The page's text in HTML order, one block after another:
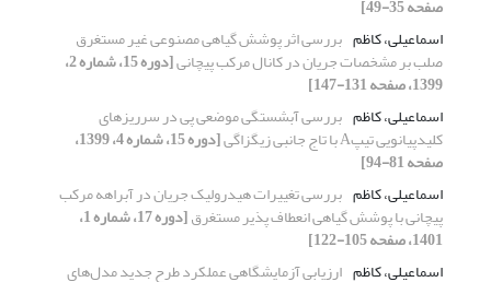
صفحه 35-49]
اسماعیلی، کاظم بررسی اثر پوشش گیاهی مصنوعی غیر مستغرق
صلب بر مشخصات جریان در کانال مرکب پیچانی [دوره 15، شماره 2،
1399، صفحه 131-147]
اسماعیلی، کاظم بررسی آبشستگی موضعی پی در سرریزهای
کلیدپیانویی تیپA با تاج جانبی زیگزاگی [دوره 15، شماره 4، 1399،
صفحه 81-94]
اسماعیلی، کاظم بررسی تغییرات هیدرولیک جریان در آبراهه مرکب
پیچانی با پوشش گیاهی انعطاف پذیر مستغرق [دوره 17، شماره 1،
1401، صفحه 105-122]
اسماعیلی، کاظم ارزیابی آزمایشگاهی عملکرد طرح جدید مدل‌های